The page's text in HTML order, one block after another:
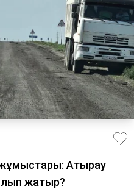
жұмыстары: Атырау
жатыр?